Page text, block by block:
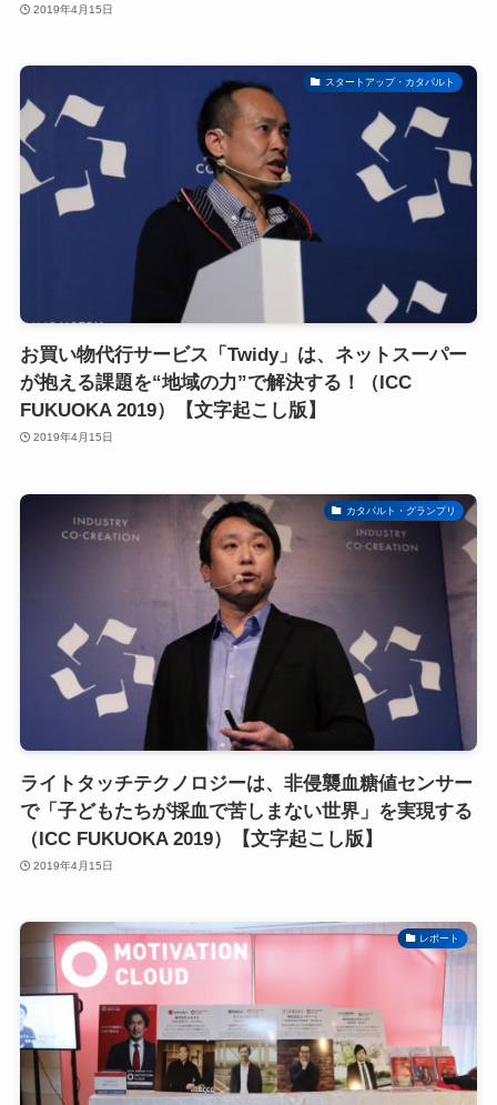
2019年4月15日
スタートアップ・カタパルト
お買い物代行サービス「Twidy」は、ネットスーパー
が抱える課題を“地域の力”で解決する！（ICC
FUKUOKA 2019）【文字起こし版】
2019年4月15日
カタパルト・グランプリ
ライトタッチテクノロジーは、非侵襲血糖値センサー
で「子どもたちが採血で苦しまない世界」を実現する
（ICC FUKUOKA 2019）【文字起こし版】
2019年4月15日
レポート